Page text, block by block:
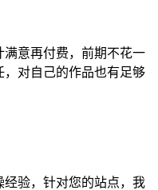
意再付费，前期不花一
对自己的作品也有足够
验，针对您的站点，我